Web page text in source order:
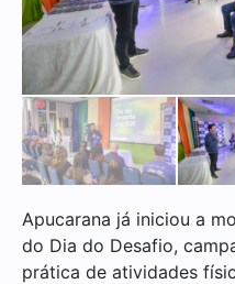
Apucarana já iniciou a
do Dia do Desafio,
prática de atividades